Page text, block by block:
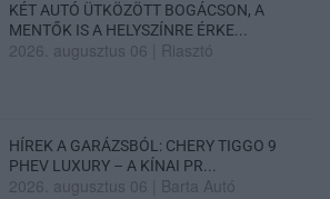
KÉT AUTÓ ÜTKÖZÖTT BOGÁCSON, A
MENTŐK IS A HELYSZÍNRE ÉRKE...
2026. augusztus 06 Riasztó
HÍREK A GARÁZSBÓL: CHERY TIGGO 9
PHEV LUXURY – A KÍNAI PR...
2026. augusztus 06 Barta Autó